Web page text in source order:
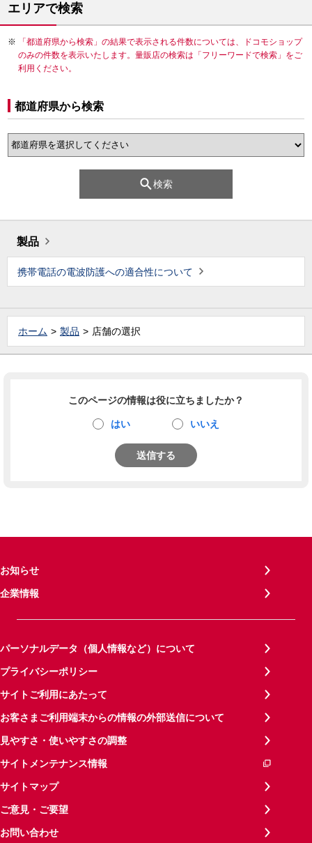
エリアで検索
「都道府県から検索」の結果で表示される件数については、ドコモショップ
のみの件数を表示いたします。量販店の検索は「フリーワードで検索」をご
利用ください。
都道府県から検索
検索
製品
携帯電話の電波防護への適合性について
ホーム 製品 店舗の選択
このページの情報は役に立ちましたか？
はい いいえ
送信する
お知らせ
企業情報
パーソナルデータ（個人情報など）について
プライバシーポリシー
サイトご利用にあたって
お客さまご利用端末からの情報の外部送信について
見やすさ・使いやすさの調整
サイトメンテナンス情報
サイトマップ
ご意見・ご要望
お問い合わせ